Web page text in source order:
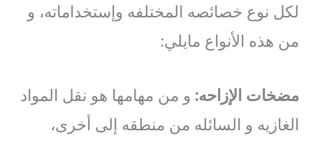
لكل نوع خصائصه المختلفه وإستخداماته، و
من هذه الأنواع مايلي:
مضخات الإزاحه: و من مهامها هو نقل المواد
الغازيه و السائله من منطقه إلى أخرى،